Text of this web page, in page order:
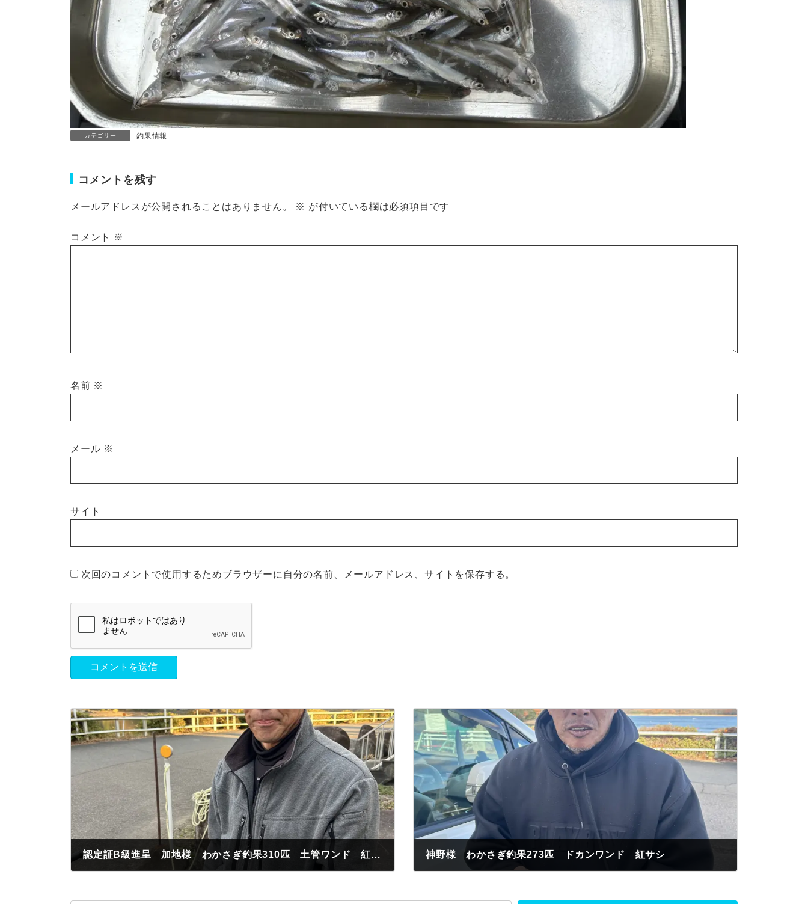
カテゴリー 釣果情報
コメントを残す
メールアドレスが公開されることはありません。 ※ が付いている欄は必須項目です
コメント ※
名前 ※
メール ※
サイト
次回のコメントで使用するためブラウザーに自分の名前、メールアドレス、サイトを保存する。
認定証B級進呈 加地様 わかさぎ釣果310匹 土管ワンド 紅サシ 神野様 わかさぎ釣果273匹 ドカンワンド 紅サシ